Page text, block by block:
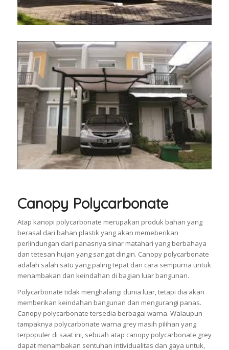
Canopy Polycarbonate
Atap kanopi polycarbonate merupakan produk bahan yang
berasal dari bahan plastik yang akan memeberikan
perlindungan dari panasnya sinar matahari yang berbahaya
dan tetesan hujan yang sangat dingin. Canopy polycarbonate
adalah salah satu yang paling tepat dan cara sempurna untuk
menambakan dan keindahan di bagian luar bangunan.
Polycarbonate tidak menghalangi dunia luar, tetapi dia akan
memberikan keindahan bangunan dan mengurangi panas.
Canopy polycarbonate tersedia berbagai warna. Walaupun
tampaknya polycarbonate warna grey masih pilihan yang
terpopuler di saat ini, sebuah atap canopy polycarbonate grey
dapat menambakan sentuhan intividualitas dan gaya untuk,